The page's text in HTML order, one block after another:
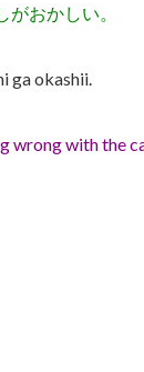
がおかしい。
ga okashii.
wrong with the